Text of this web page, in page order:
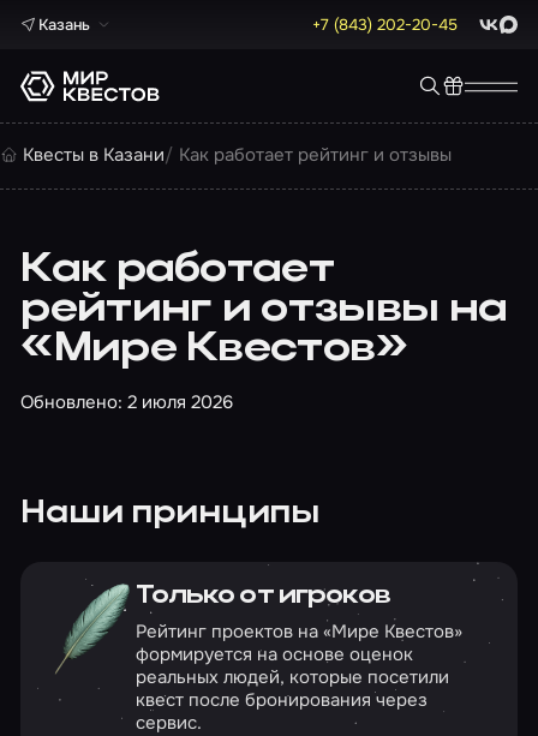
Казань +7 (843) 202-20-45 Max
Квесты в Казани Как работает рейтинг и отзывы
Как работает
рейтинг и отзывы на
«Мире Квестов»
Обновлено: 2 июля 2026
Наши принципы
Только от игроков
Рейтинг проектов на «Мире Квестов»
формируется на основе оценок
реальных людей, которые посетили
квест после бронирования через
сервис.